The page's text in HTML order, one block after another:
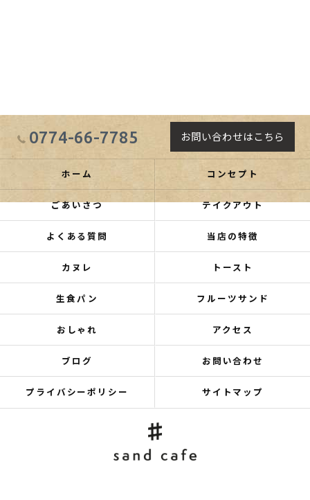
0774-66-7785 お問い合わせはこちら
ホーム コンセプト
ごあいさつ テイクアウト
よくある質問 当店の特徴
カヌレ トースト
生食パン フルーツサンド
おしゃれ アクセス
ブログ お問い合わせ
プライバシーポリシー サイトマップ